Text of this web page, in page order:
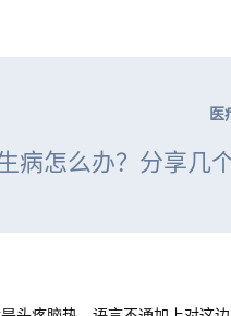
医
病怎么办？分享几